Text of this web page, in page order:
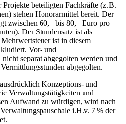
beteiligten Fachkräfte (z. B.
stehen Honorarmittel bereit. Der
zwischen 60,– bis 80,– Euro pro
Der Stundensatz ist als
ist in diesem
Vor- und
separat abgegolten werden und
abgegolten.
Konzeptions- und
Verwaltungstätigkeiten und
Aufwand zu würdigen, wird nach
i.H.v. 7 % der